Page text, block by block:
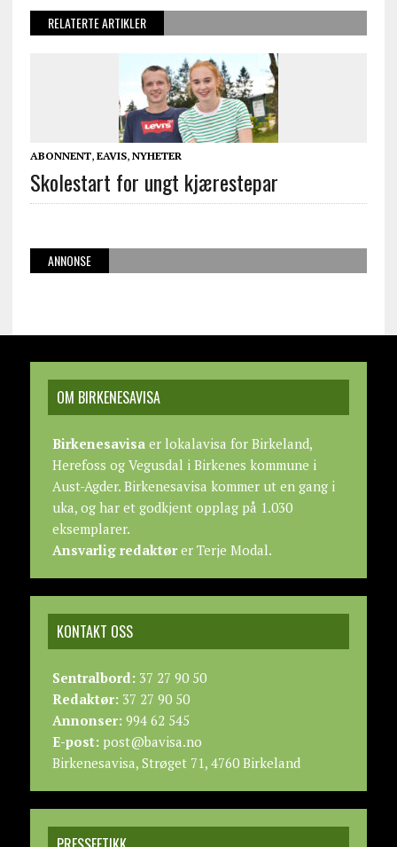
RELATERTE ARTIKLER
ABONNENT, EAVIS, NYHETER
Skolestart for ungt kjærestepar
ANNONSE
OM BIRKENESAVISA
Birkenesavisaer lokalavisa for Birkeland,
Herefoss og Vegusdal i Birkenes kommune i
Aust-Agder. Birkenesavisa kommer ut en gang i
uka, og har et godkjent opplag på 1.030
eksemplarer.
Ansvarlig redaktører Terje Modal.
KONTAKT OSS
Sentralbord:37 27 90 50
Redaktør:37 27 90 50
Annonser:994 62 545
E-post:post@bavisa.no
Birkenesavisa, Strøget 71, 4760 Birkeland